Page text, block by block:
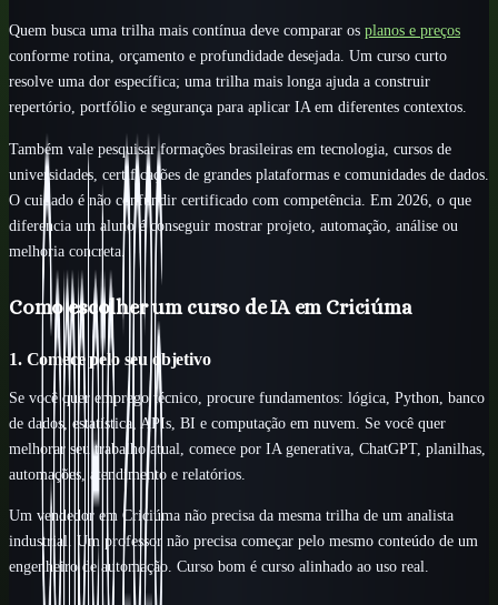
Quem busca uma trilha mais contínua deve comparar os planos e preços
conforme rotina, orçamento e profundidade desejada. Um curso curto
resolve uma dor específica; uma trilha mais longa ajuda a construir
repertório, portfólio e segurança para aplicar IA em diferentes contextos.
Também vale pesquisar formações brasileiras em tecnologia, cursos de
universidades, certificações de grandes plataformas e comunidades de dados.
O cuidado é não confundir certificado com competência. Em 2026, o que
diferencia um aluno é conseguir mostrar projeto, automação, análise ou
melhoria concreta.
Como escolher um curso de IA em Criciúma
1. Comece pelo seu objetivo
Se você quer emprego técnico, procure fundamentos: lógica, Python, banco
de dados, estatística, APIs, BI e computação em nuvem. Se você quer
melhorar seu trabalho atual, comece por IA generativa, ChatGPT, planilhas,
automações, atendimento e relatórios.
Um vendedor em Criciúma não precisa da mesma trilha de um analista
industrial. Um professor não precisa começar pelo mesmo conteúdo de um
engenheiro de automação. Curso bom é curso alinhado ao uso real.